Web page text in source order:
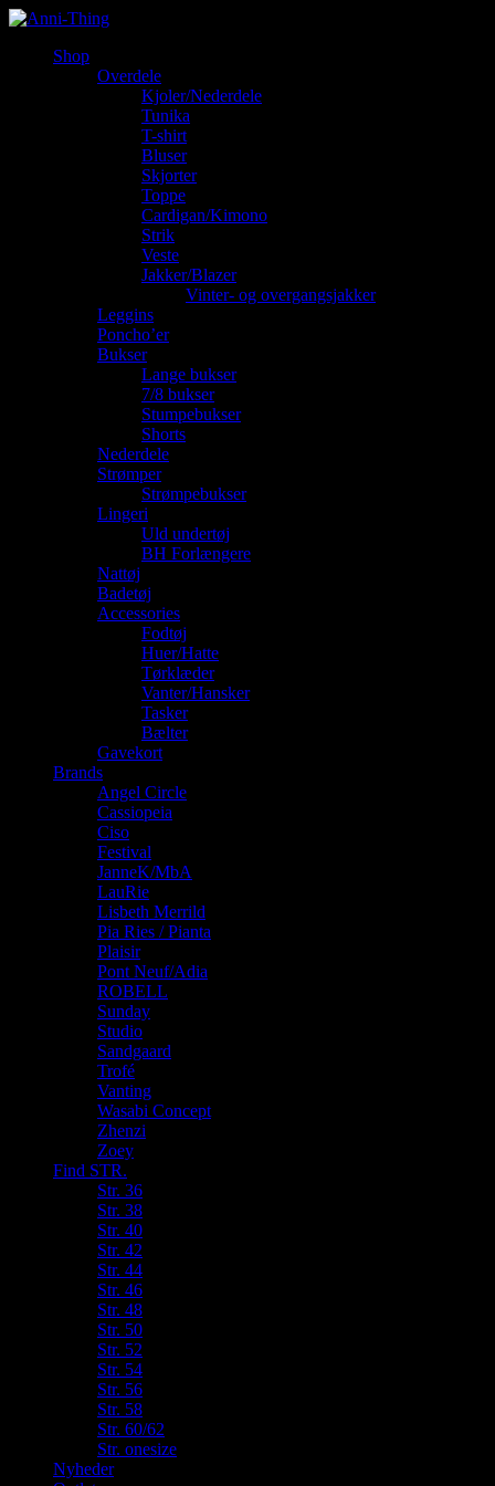
Shop
Overdele
Kjoler/Nederdele
Tunika
T-shirt
Bluser
Skjorter
Toppe
Cardigan/Kimono
Strik
Veste
Jakker/Blazer
Vinter- og overgangsjakker
Leggins
Poncho’er
Bukser
Lange bukser
7/8 bukser
Stumpebukser
Shorts
Nederdele
Strømper
Strømpebukser
Lingeri
Uld undertøj
BH Forlængere
Nattøj
Badetøj
Accessories
Fodtøj
Huer/Hatte
Tørklæder
Vanter/Hansker
Tasker
Bælter
Gavekort
Brands
Angel Circle
Cassiopeia
Ciso
Festival
JanneK/MbA
LauRie
Lisbeth Merrild
Pia Ries / Pianta
Plaisir
Pont Neuf/Adia
ROBELL
Sunday
Studio
Sandgaard
Trofé
Vanting
Wasabi Concept
Zhenzi
Zoey
Find STR.
Str. 36
Str. 38
Str. 40
Str. 42
Str. 44
Str. 46
Str. 48
Str. 50
Str. 52
Str. 54
Str. 56
Str. 58
Str. 60/62
Str. onesize
Nyheder